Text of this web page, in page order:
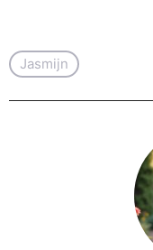
Jasmijn